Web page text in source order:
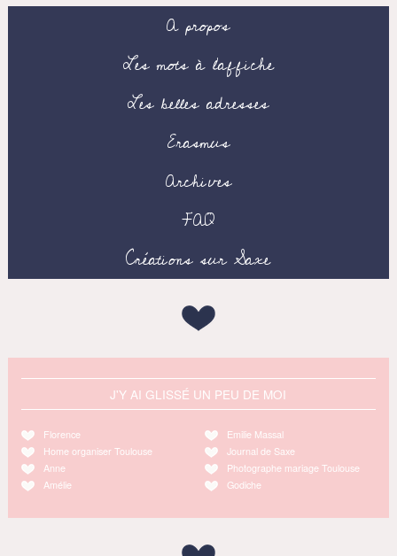
A propos
Les mots à l’affiche
Les belles adresses
Erasmus
Archives
FAQ
Créations sur Saxe
J'Y AI GLISSÉ UN PEU DE MOI
Florence
Home organiser Toulouse
Anne
Amélie
Emilie Massal
Journal de Saxe
Photographe mariage Toulouse
Godiche